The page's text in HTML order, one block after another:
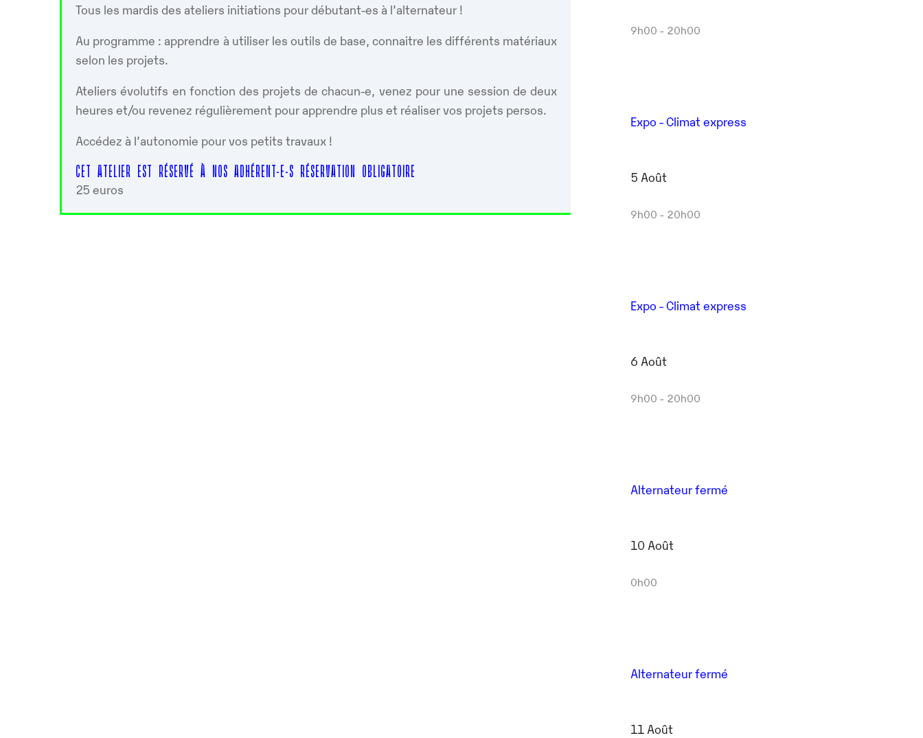
Tous les mardis des ateliers initiations pour débutant-es à l’alternateur !
Au programme : apprendre à utiliser les outils de base, connaitre les différents matériaux
selon les projets.
Ateliers évolutifs en fonction des projets de chacun-e, venez pour une session de deux
heures et/ou revenez régulièrement pour apprendre plus et réaliser vos projets persos.
Accédez à l’autonomie pour vos petits travaux !
CET ATELIER EST RÉSERVÉ À NOS ADHÉRENT-E-S RÉSERVATION OBLIGATOIRE
25 euros
9h00 - 20h00
Expo - Climat express
5 Août
9h00 - 20h00
Expo - Climat express
6 Août
9h00 - 20h00
Alternateur fermé
10 Août
0h00
Alternateur fermé
11 Août